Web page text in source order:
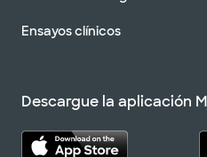
Ensayos clínicos
Descargue la aplicación